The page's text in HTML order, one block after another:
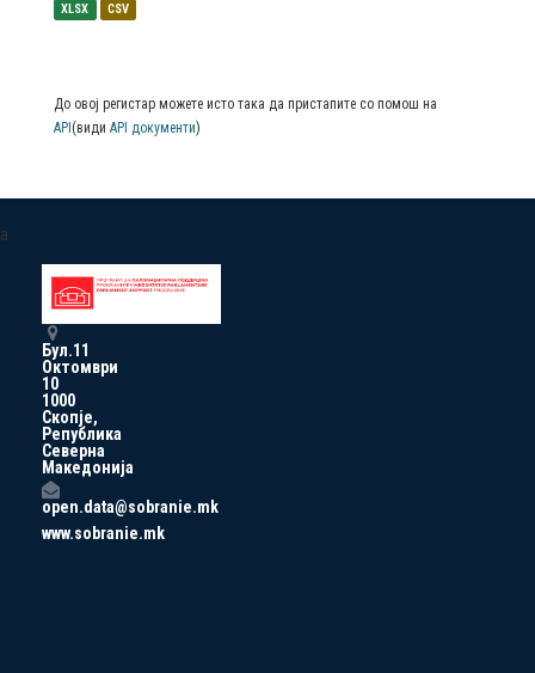
XLSX CSV
До овој регистар можете исто така да пристапите со помош на
API (види API документи)
a
Бул.11
Октомври
10
1000
Скопје,
Република
Северна
Македонија
open.data@sobranie.mk
www.sobranie.mk